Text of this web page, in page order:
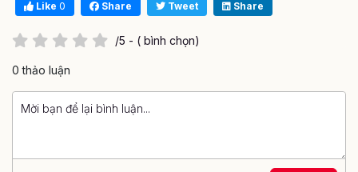
Like 0 Share Tweet Share
/5 - ( bình chọn)
0 thảo luận